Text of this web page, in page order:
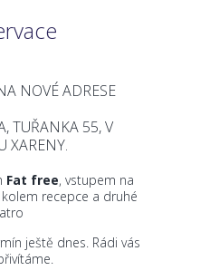
NOVÉ ADRESE
TUŘANKA 55, V
XARENY.
Fat free, vstupem na
recepce a druhé
ještě dnes. Rádi vás